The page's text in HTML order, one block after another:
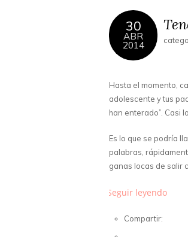
30
ABR
2014
Hasta el momento,
adolescente y tus
han enterado”. Casi
Es lo que se podría
palabras,
ganas locas de salir
Seguir leyendo
Compartir: